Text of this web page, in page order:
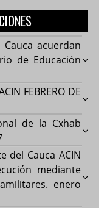
acuerdan
de Educación
FEBRERO DE
de la Cxhab
del Cauca ACIN
mediante
enero